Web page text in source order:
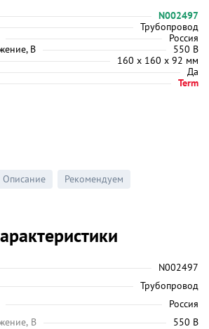
N002497
Трубопровод
Россия
В
550 В
160 х 160 х 92 мм
Да
Term
Описание Рекомендуем
N002497
Трубопровод
Россия
В
550 В